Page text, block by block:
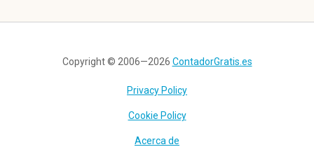
Copyright © 2006—2026 ContadorGratis.es
Privacy Policy
Cookie Policy
Acerca de